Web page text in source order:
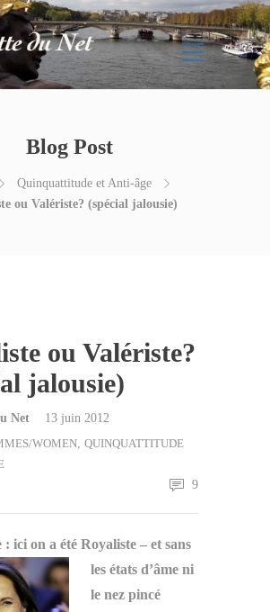
Blog Post
Quinquattitude et Anti-âge
ou Valériste? (spécial jalousie)
ou Valériste?
jalousie)
Net
13 juin 2012
WOMEN, QUINQUATTITUDE
9
: ici on a été Royaliste – et sans
les états d’âme ni
le nez pincé